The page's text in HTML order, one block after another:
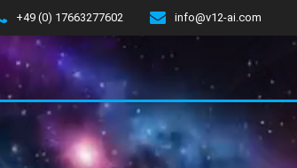
+49 (0) 17663277602 info@v12-ai.com